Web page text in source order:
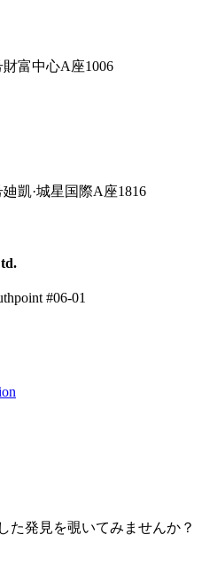
富中心A座1006
凱·城星国際A座1816
#06-01
た発見を覗いてみませんか？